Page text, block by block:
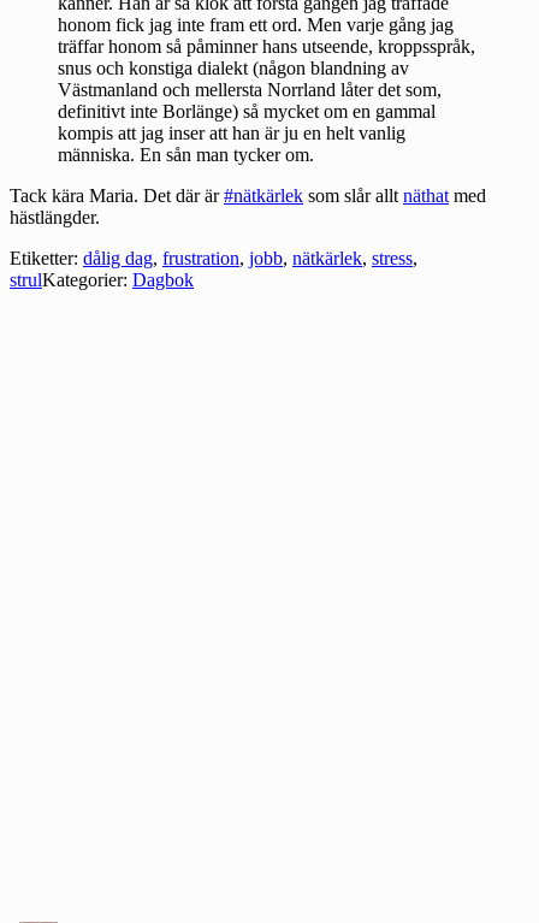
honom fick jag inte fram ett ord. Men varje gång jag
träffar honom så påminner hans utseende, kroppsspråk,
snus och konstiga dialekt (någon blandning av
Västmanland och mellersta Norrland låter det som,
definitivt inte Borlänge) så mycket om en gammal
kompis att jag inser att han är ju en helt vanlig
människa. En sån man tycker om.
Tack kära Maria. Det där är#nätkärlek som slår alltnäthatmed
hästlängder.
Etiketter: dålig dag, frustration, jobb, nätkärlek, stress,
strulKategorier: Dagbok